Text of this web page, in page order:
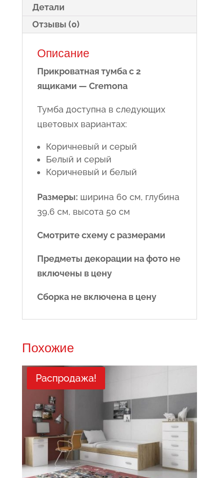
Детали
Отзывы (0)
Описание
Прикроватная тумба с 2
ящиками — Cremona
Тумба доступна в следующих
цветовых вариантах:
Коричневый и серый
Белый и серый
Коричневый и белый
Размеры:ширина 60 см, глубина
39,6 см, высота 50 см
Смотрите схему с размерами
Предметы декорации на фото не
включены в цену
Сборка не включена в цену
Похожие
Распродажа!